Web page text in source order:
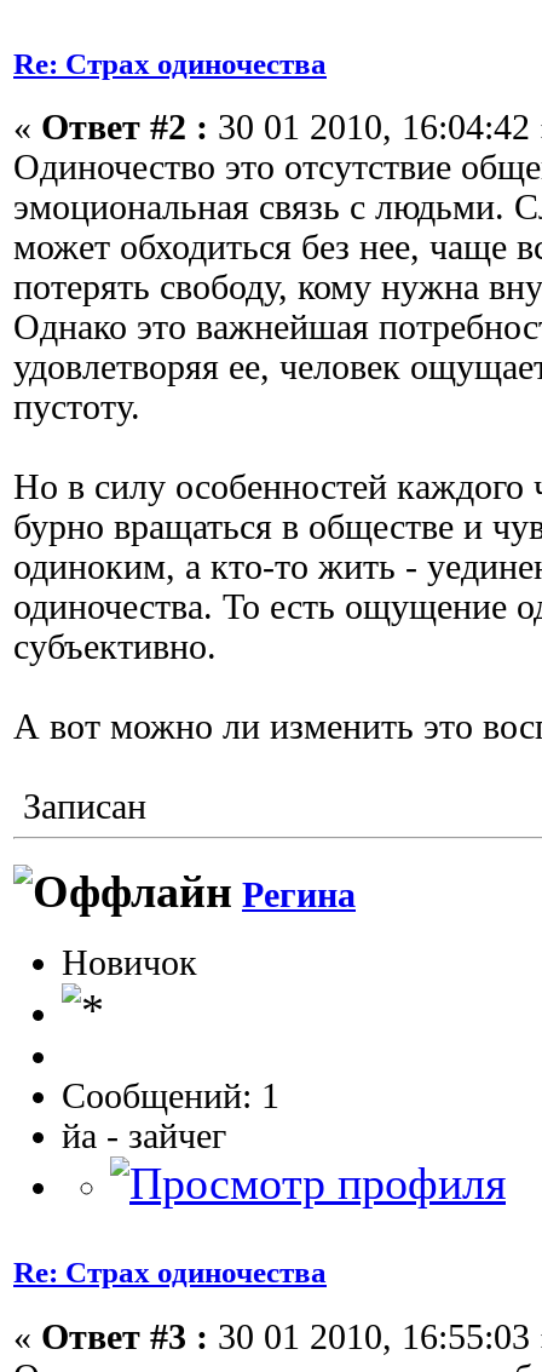
Re: Страх одиночества
« Ответ #2 : 30 01 2010, 16:04:42
Одиночество это отсутствие
эмоциональная связь с людьми.
может обходиться без нее, чаще
потерять свободу, кому нужна
Однако это важнейшая
удовлетворяя ее, человек
пустоту.
Но в силу особенностей каждого
бурно вращаться в обществе и
одиноким, а кто-то жить -
одиночества. То есть ощущение
субъективно.
А вот можно ли изменить это
Записан
Регина
Новичок
Сообщений: 1
йа - зайчег
Re: Страх одиночества
« Ответ #3 : 30 01 2010, 16:55:03